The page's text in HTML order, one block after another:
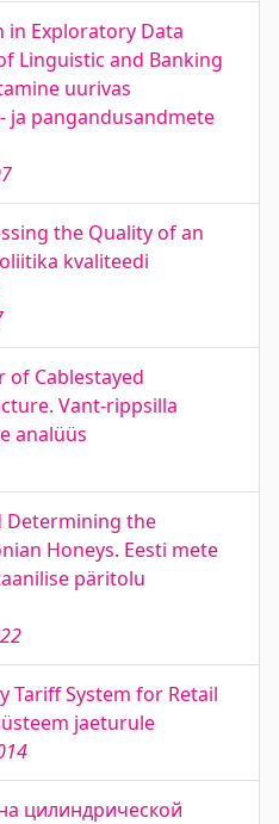
in Exploratory Data
Linguistic and Banking
uurivas
ja pangandusandmete
the Quality of an
kvaliteedi
of Cablestayed
Vant-rippsilla
analüüs
Determining the
Honeys. Eesti mete
päritolu
Tariff System for Retail
jaeturule
цилиндрической